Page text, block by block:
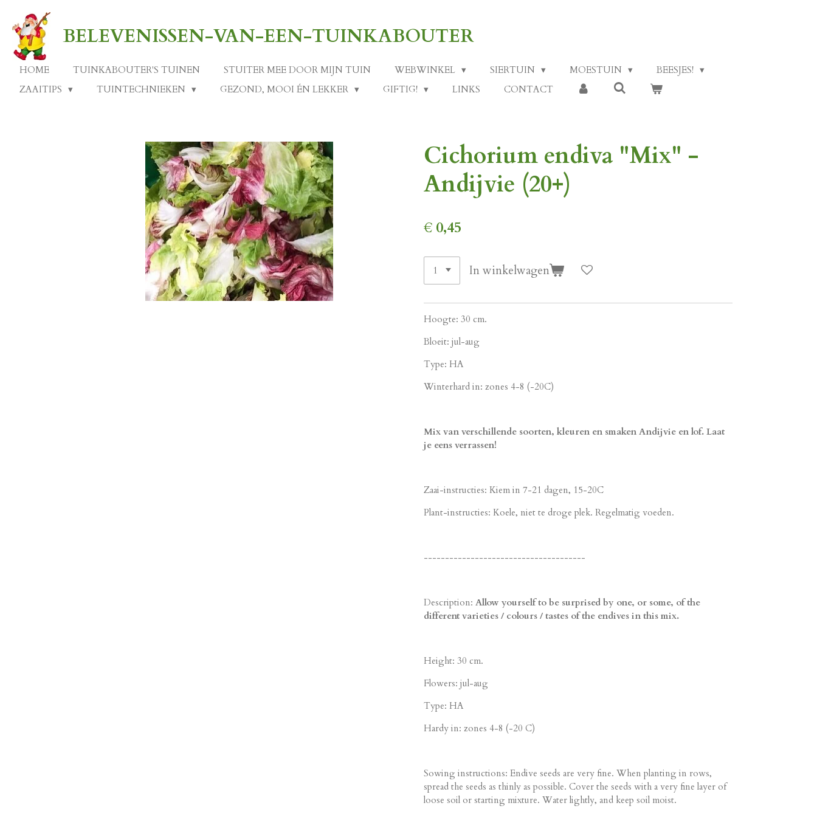
direct
naar
de
hoofdinhoud
BELEVENISSEN-VAN-EEN-TUINKABOUTER
HOME TUINKABOUTER'S TUINEN STUITER MEE DOOR MIJN TUIN WEBWINKEL SIERTUIN MOESTUIN
BEESJES!
ZAAITIPS
TUINTECHNIEKEN GEZOND, MOOI ÉN LEKKER GIFTIG! LINKS CONTACT
Cichorium endiva "Mix" -
Andijvie (20+)
€ 0,45
In winkelwagen
Hoogte: 30 cm.
Bloeit: jul-aug
Type: HA
Winterhard in: zones 4-8 (-20C)
Mix van verschillende soorten, kleuren en smaken Andijvie en lof. Laat
je eens verrassen!
Zaai-instructies: Kiem in 7-21 dagen, 15-20C
Plant-instructies: Koele, niet te droge plek. Regelmatig voeden.
--------------------------------------
Description: Allow yourself to be surprised by one, or some, of the
different varieties / colours / tastes of the endives in this mix.
Height: 30 cm.
Flowers: jul-aug
Type: HA
Hardy in: zones 4-8 (-20 C)
Sowing instructions: Endive seeds are very fine. When planting in rows,
spread the seeds as thinly as possible. Cover the seeds with a very fine layer of
loose soil or starting mixture. Water lightly, and keep soil moist.